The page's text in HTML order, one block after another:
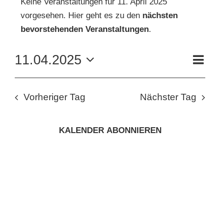
KUNSTSCHULE
KRONBERGER MALERKOLONIE
NACH:
FÜR
APRIL
2025
Hinweis
vorgesehen. Hier geht es zu den nächsten
bevorstehenden Veranstaltungen.
Tag
11.04.2025
Datum
Vorheriger Tag Nächster Tag
KALENDER ABONNIEREN